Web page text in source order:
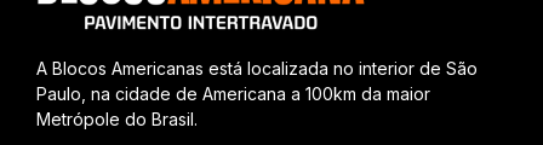
A Blocos Americanas está localizada no interior de São
Paulo, na cidade de Americana a 100km da maior
Metrópole do Brasil.